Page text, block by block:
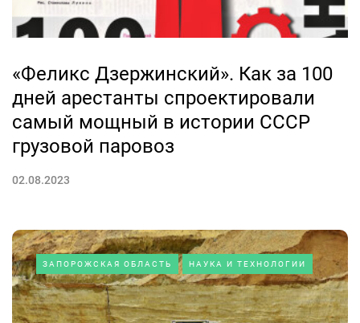
«Феликс Дзержинский». Как за 100
дней арестанты спроектировали
самый мощный в истории СССР
грузовой паровоз
02.08.2023
ЗАПОРОЖСКАЯ ОБЛАСТЬ НАУКА И ТЕХНОЛОГИИ